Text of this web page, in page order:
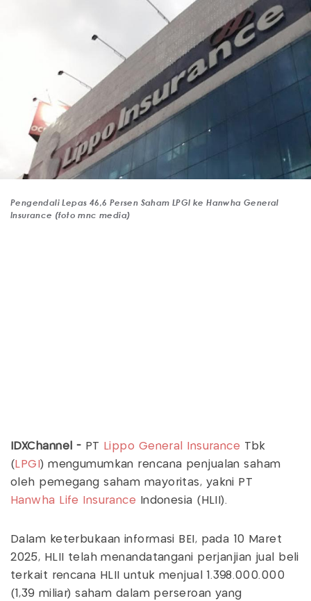
Pengendali Lepas 46,6 Persen Saham LPGI ke Hanwha General
Insurance (foto mnc media)
IDXChannel - PT Lippo General Insurance Tbk
( LPGI ) mengumumkan rencana penjualan saham
oleh pemegang saham mayoritas, yakni PT
Hanwha Life Insurance Indonesia (HLII).
Dalam keterbukaan informasi BEI, pada 10 Maret
2025, HLII telah menandatangani perjanjian jual beli
terkait rencana HLII untuk menjual 1.398.000.000
(1,39 miliar) saham dalam perseroan yang